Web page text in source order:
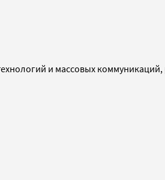
и массовых